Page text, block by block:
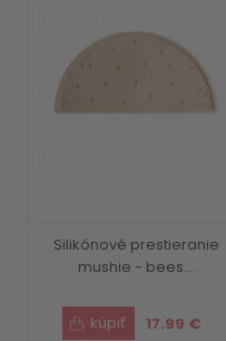
Silikónové prestieranie
mushie - bees...
17.99 €